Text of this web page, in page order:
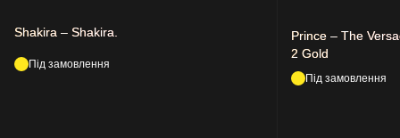
Shakira – Shakira.
Під замовлення
Prince – The
2 Gold
Під замовлення